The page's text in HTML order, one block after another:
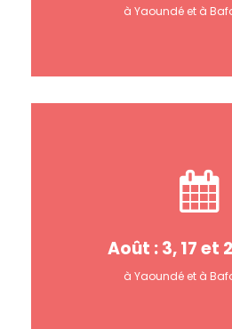
à Yaoundé et à
Août : 3, 17 et
à Yaoundé et à